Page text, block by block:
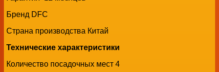
Бренд DFC
Страна производства Китай
Технические характеристики
Количество посадочных мест 4